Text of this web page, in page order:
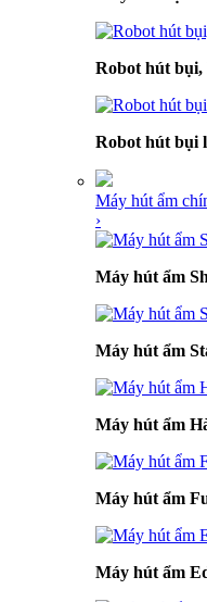
Robot hút bụi,
Robot hút bụi
Máy hút ẩm
›
Máy hút ẩm
Máy hút ẩm
Máy hút ẩm
Máy hút ẩm
Máy hút ẩm